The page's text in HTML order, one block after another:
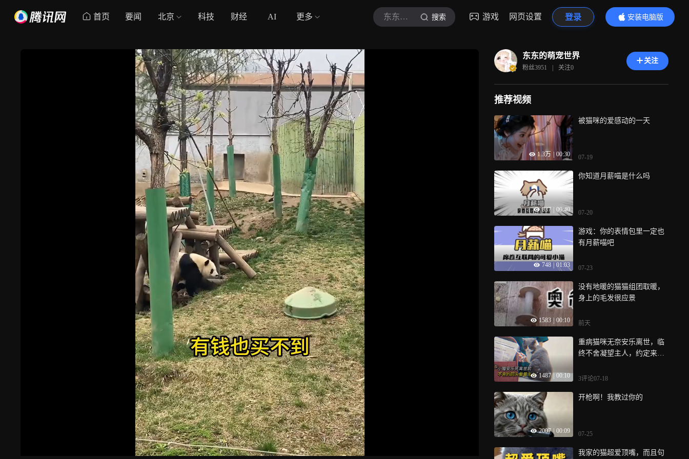
首页 要闻 北京 科技 财经 AI 更多 东东的萌宠世界 搜索 游戏 网页设置 登录
安装电脑版
内容更精彩
东东的萌宠世界
粉丝3951 | 关注0
关注
推荐视频
1.3万 00:30
被猫咪的爱感动的一天
07-19
837 00:40
你知道月薪喵是什么吗
07-20
748 01:03
游戏：你的表情包里一定也
有月薪喵吧
07-23
1583 00:10
没有地暖的猫猫组团取暖，
身上的毛发很应景
前天
1487 00:10
重病猫咪无奈安乐离世，临
终不舍凝望主人，约定来世
3评论07-18
2007 00:09
开枪啊！我教过你的
07-25
我家的猫超爱顶嘴，而且句